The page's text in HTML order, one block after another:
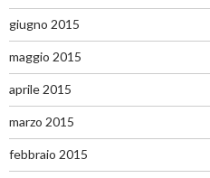
giugno 2015
maggio 2015
aprile 2015
marzo 2015
febbraio 2015